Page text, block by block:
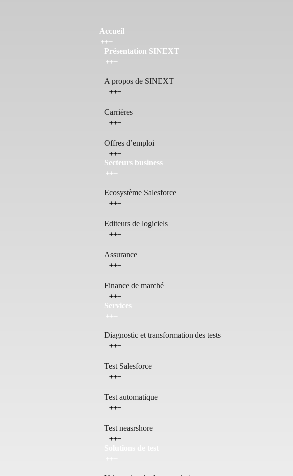
Accueil
Présentation SINEXT
A propos de SINEXT
Carrières
Offres d’emploi
Secteurs business
Ecosystème Salesforce
Editeurs de logiciels
Assurance
Finance de marché
Services
Diagnostic et transformation des tests
Test Salesforce
Test automatique
Test neasrshore